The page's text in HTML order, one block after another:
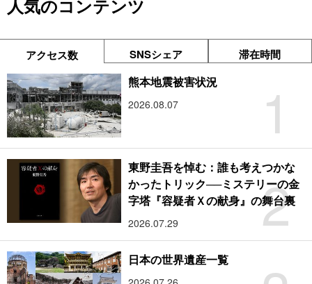
人気のコンテンツ
アクセス数 SNSシェア 滞在時間
1
熊本地震被害状況
2026.08.07
2
東野圭吾を悼む：誰も考えつかな
かったトリック──ミステリーの金
字塔『容疑者Ｘの献身』の舞台裏
2026.07.29
日本の世界遺産一覧